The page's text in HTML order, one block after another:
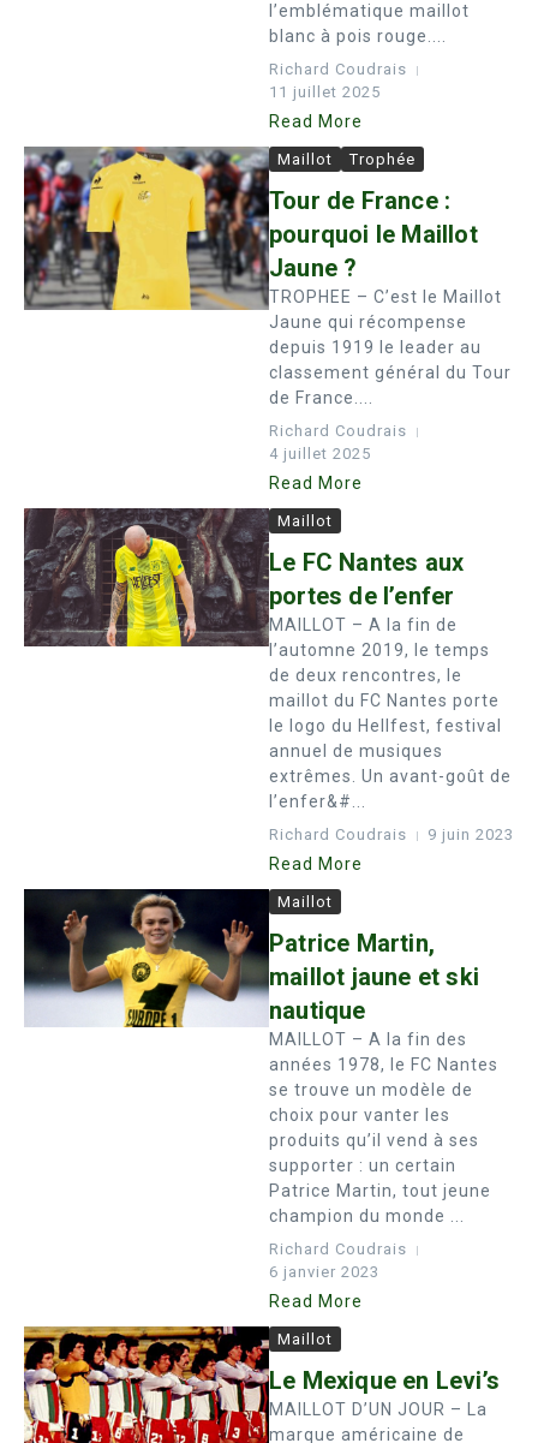
l’emblématique maillot
blanc à pois rouge....
Richard Coudrais
11 juillet 2025
Read More
Maillot Trophée
Tour de France :
pourquoi le Maillot
Jaune ?
TROPHEE – C’est le Maillot
Jaune qui récompense
depuis 1919 le leader au
classement général du Tour
de France....
Richard Coudrais
4 juillet 2025
Read More
Maillot
Le FC Nantes aux
portes de l’enfer
MAILLOT – A la fin de
l’automne 2019, le temps
de deux rencontres, le
maillot du FC Nantes porte
le logo du Hellfest, festival
annuel de musiques
extrêmes. Un avant-goût de
l’enfer&#...
Richard Coudrais 9 juin 2023
Read More
Maillot
Patrice Martin,
maillot jaune et ski
nautique
MAILLOT – A la fin des
années 1978, le FC Nantes
se trouve un modèle de
choix pour vanter les
produits qu’il vend à ses
supporter : un certain
Patrice Martin, tout jeune
champion du monde ...
Richard Coudrais
6 janvier 2023
Read More
Maillot
Le Mexique en Levi’s
MAILLOT D’UN JOUR – La
marque américaine de